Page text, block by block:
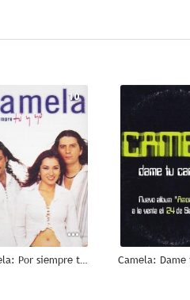
10
Camela: Por siempre tú y yo Camela: